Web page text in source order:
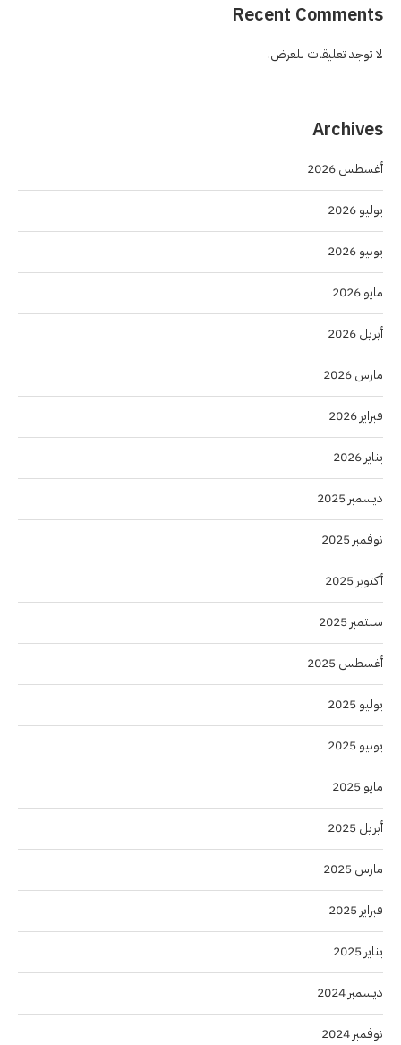
Recent Comments
لا توجد تعليقات للعرض.
Archives
أغسطس 2026
يوليو 2026
يونيو 2026
مايو 2026
أبريل 2026
مارس 2026
فبراير 2026
يناير 2026
ديسمبر 2025
نوفمبر 2025
أكتوبر 2025
سبتمبر 2025
أغسطس 2025
يوليو 2025
يونيو 2025
مايو 2025
أبريل 2025
مارس 2025
فبراير 2025
يناير 2025
ديسمبر 2024
نوفمبر 2024